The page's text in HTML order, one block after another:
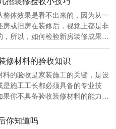
整体效果是看不出来的，因为从一
房或旧房在装修后，视觉上都是非
，所以，如何检验新房装修成果要
入手。 本文由遵义天地佳设计师
提供专业讲解 第一：墙面验收。
头轻敲墙面，听见声音不实就……
修材料的验收知识
料的验收是家装施工的关键，是设
是施工工长都必须具备的专业技
果你不具备验收装修材料的能力，
易被坑，或是因此丢单，或是在施
材料"失火",引起不必要的纠纷。
你知道吗